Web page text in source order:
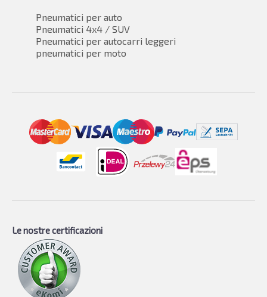
Pneumatici per auto
Pneumatici 4x4 / SUV
Pneumatici per autocarri leggeri
pneumatici per moto
Le nostre certificazioni